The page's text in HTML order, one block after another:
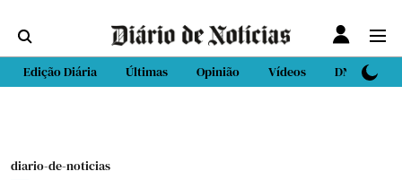
Edição Diária Últimas Opinião Vídeos DN Sport
diario-de-noticias